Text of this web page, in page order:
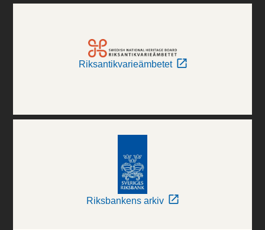
Riksantikvarieämbetet
Riksbankens arkiv